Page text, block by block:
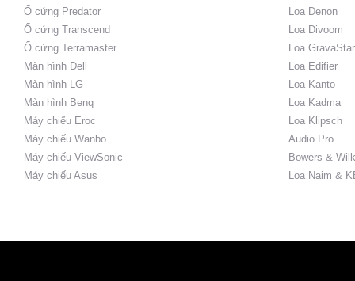
Ổ cứng Predator
Ổ cứng Transcend
Ổ cứng Terramaster
Màn hình Dell
Màn hình LG
Màn hình Benq
Máy chiếu Eroc
Máy chiếu Wanbo
Máy chiếu ViewSonic
Máy chiếu Asus
Loa Denon
Loa Divoom
Loa GravaStar
Loa Edifier
Loa Kanto
Loa Kadma
Loa Klipsch
Audio Pro
Bowers &
Loa Naim &